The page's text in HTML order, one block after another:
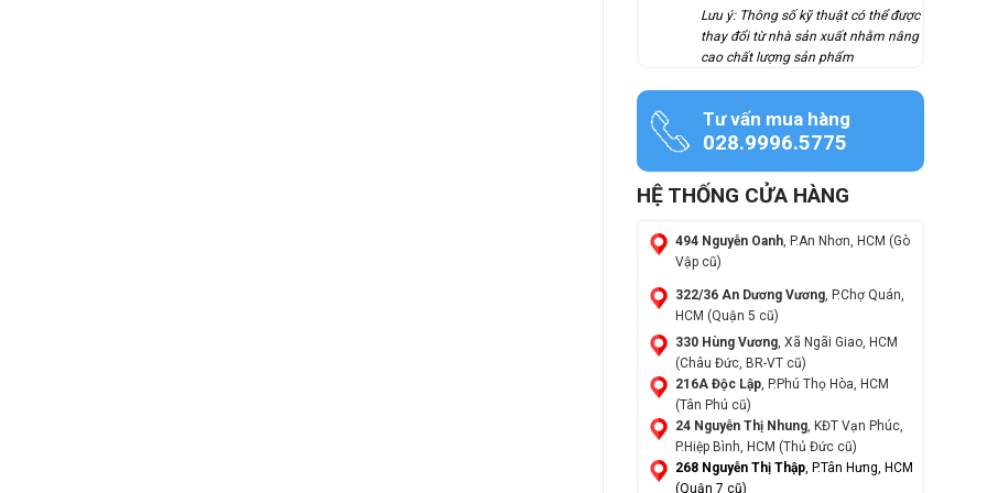
Lưu ý: Thông số kỹ thuật có thể được
thay đổi từ nhà sản xuất nhằm nâng
cao chất lượng sản phẩm
Tư vấn mua hàng
028.9996.5775
HỆ THỐNG CỬA HÀNG
494 Nguyễn Oanh, P.An Nhơn, HCM (Gò
Vập cũ)
322/36 An Dương Vương, P.Chợ Quán,
HCM (Quận 5 cũ)
330 Hùng Vương, Xã Ngãi Giao, HCM
(Châu Đức, BR-VT cũ)
216A Độc Lập, P.Phú Thọ Hòa, HCM
(Tân Phú cũ)
24 Nguyễn Thị Nhung, KĐT Vạn Phúc,
P.Hiệp Bình, HCM (Thủ Đức cũ)
268 Nguyễn Thị Thập, P.Tân Hưng, HCM
(Quận 7 cũ)